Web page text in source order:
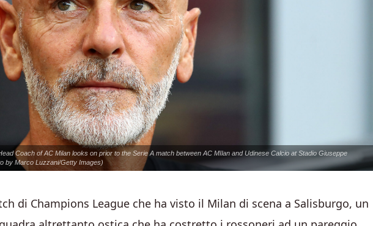
Coach of AC Milan looks on prior to the Serie A match between AC MIlan and Udinese Calcio at Stadio Giuseppe
by Marco Luzzani/Getty Images)
di Champions League che ha visto il Milan di scena a Salisburgo, un